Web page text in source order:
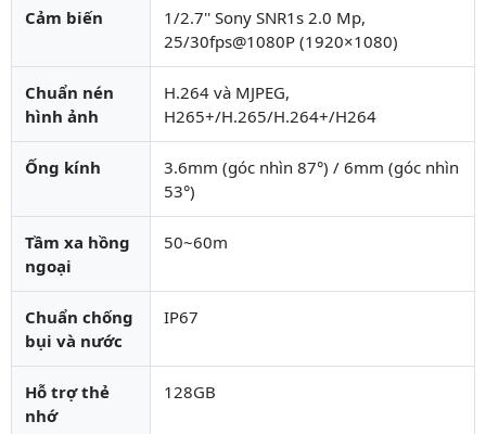
Cảm biến
1/2.7'' Sony SNR1s 2.0 Mp,
25/30fps@1080P (1920×1080)
Chuẩn nén
hình ảnh
H.264 và MJPEG,
H265+/H.265/H.264+/H264
Ống kính
3.6mm (góc nhìn 87°) / 6mm (góc nhìn
53°)
Tầm xa hồng
ngoại
50~60m
Chuẩn chống
bụi và nước
IP67
Hỗ trợ thẻ
nhớ
128GB